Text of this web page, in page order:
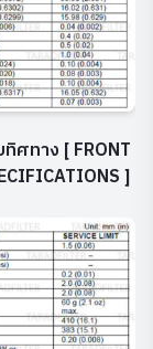
ทิศทาง [ FRONT
]